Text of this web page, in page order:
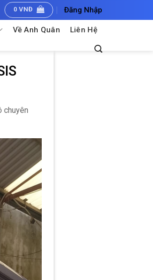
0VNĐ Đăng Nhập
Về Anh Quân Liên Hệ
chuyên